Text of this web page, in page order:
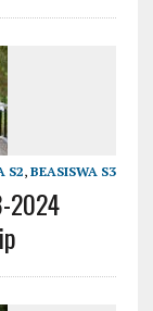
S2, BEASISWA S3
2024